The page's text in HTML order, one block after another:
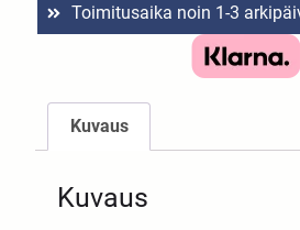
Toimitusaika noin 1-3
Kuvaus
Kuvaus